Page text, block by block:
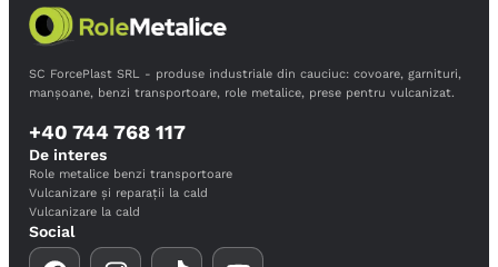
SC ForcePlast SRL - produse industriale din cauciuc: covoare, garnituri,
manșoane, benzi transportoare, role metalice, prese pentru vulcanizat.
+40 744 768 117
De interes
Role metalice benzi transportoare
Vulcanizare și reparații la cald
Vulcanizare la cald
Social